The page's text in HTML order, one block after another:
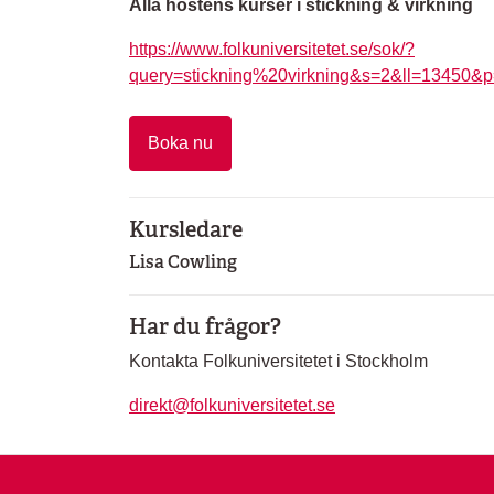
Alla höstens kurser i stickning & virkning
https://www.folkuniversitetet.se/sok/?
Boka nu
Kursledare
Lisa Cowling
Har du frågor?
Kontakta Folkuniversitetet i Stockholm
direkt@folkuniversitetet.se